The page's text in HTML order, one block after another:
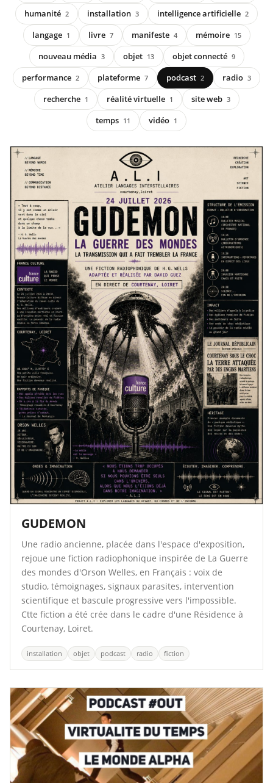
humanité 2 installation 3 intelligence artificielle 2
langage 1 livre 7 manifeste 4 mémoire 15
nouveau média 3 objet 13 objet connecté 9
performance 2 plateforme 7 podcast 2 radio 3
recherche 1 réalité virtuelle 1 site web 3
temps 11 vidéo 1
GUDEMON
Une radio ancienne, placée dans l'espace d'exposition,
rejoue une fiction radiophonique inspirée de La Guerre
des mondes d'Orson Welles, en Français : voix de
studio, témoignages, signaux parasites, intervention
scientifique et bascule progressive vers l'impossible.
Ctte fiction a été crée dans le cadre d'une Résidence à
Courtenay, Loiret.
installation objet podcast radio fiction